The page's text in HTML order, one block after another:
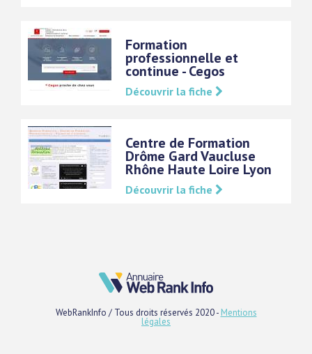
Formation
professionnelle et
continue - Cegos
Découvrir la fiche
Centre de Formation
Drôme Gard Vaucluse
Rhône Haute Loire Lyon
Découvrir la fiche
WebRankInfo / Tous droits réservés 2020 - Mentions
légales